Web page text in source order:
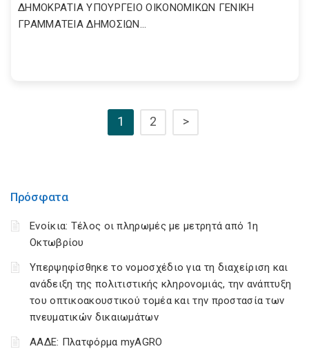
Πρόσφατα
Ενοίκια: Τέλος οι πληρωμές με μετρητά από 1η
Οκτωβρίου
Υπερψηφίσθηκε το νομοσχέδιο για τη διαχείριση και
ανάδειξη της πολιτιστικής κληρονομιάς, την ανάπτυξη
του οπτικοακουστικού τομέα και την προστασία των
πνευματικών δικαιωμάτων
ΑΑΔΕ: Πλατφόρμα myAGRO
ΔΗΜΟΚΡΑΤΙΑ ΥΠΟΥΡΓΕΙΟ ΟΙΚΟΝΟΜΙΚΩΝ ΓΕΝΙΚΗ
ΓΡΑΜΜΑΤΕΙΑ ΔΗΜΟΣΙΩΝ...
1 2 >